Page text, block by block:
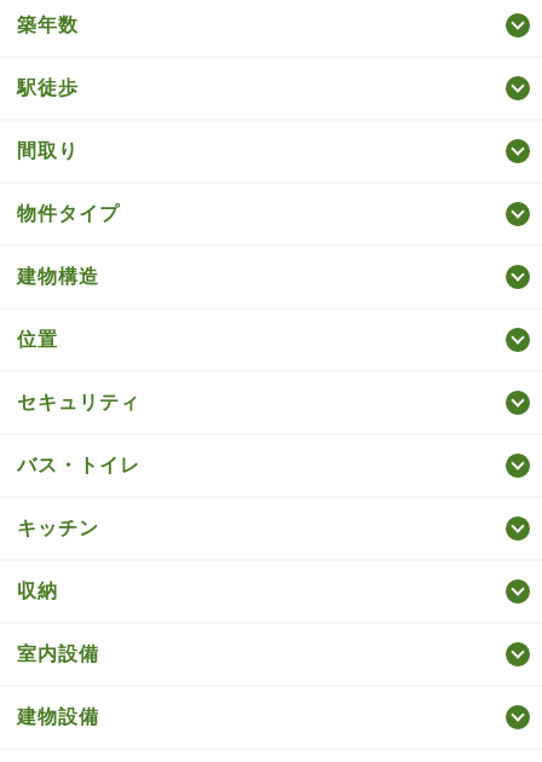
築年数
駅徒歩
間取り
物件タイプ
建物構造
位置
セキュリティ
バス・トイレ
キッチン
収納
室内設備
建物設備